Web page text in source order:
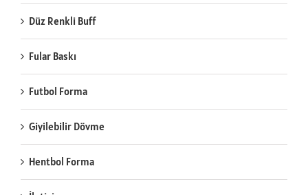
Düz Renkli Buff
Fular Baskı
Futbol Forma
Giyilebilir Dövme
Hentbol Forma